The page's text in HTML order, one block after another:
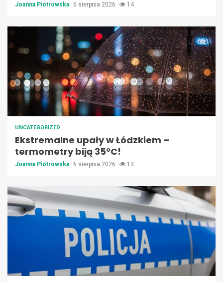
Joanna Piotrowska 6 sierpnia 2026 14
UNCATEGORIZED
Ekstremalne upały w Łódzkiem –
termometry biją 35ºC!
Joanna Piotrowska 6 sierpnia 2026 13